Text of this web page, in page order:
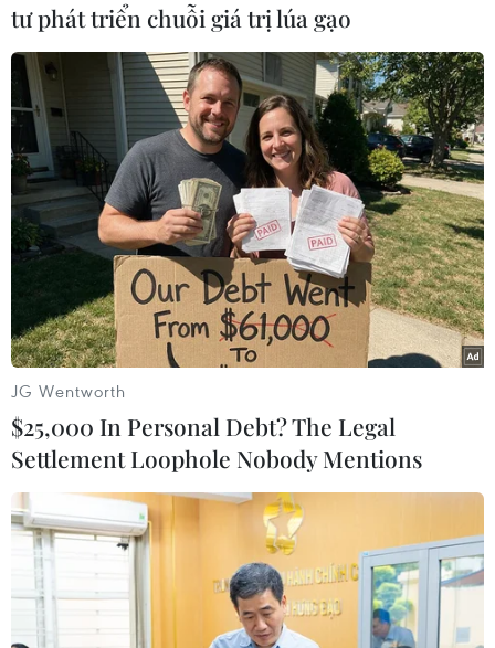
định và công bố về thời điểm sẽ tổ chức
đìnhcông.
Tuy nhiên, những khuyến nghị của chính phủ
đã bị các tập đoàn bán lẻ xăng dầuchỉ trích là
"thiếu trách nhiệm" và "đang tạo ra một cuộc
khủng hoảng."
Phát biểu với báo giới, Chủ tịch Tập đoàn RMI
Petrol, ông Brian Madderson,nói rằng thông
điệp mà chính phủ đưa ra là "hoàn toàn thiếu
trách nhiệm và khôngthích hợp." Cơ quan
phòng cháy chữa cháy (FBU) cũng lên tiếng chỉ
trích lờikhuyên của ông Maude làm tăng nguy
cơ cháy nổ.
Theo cập nhật của báo chí Anh, trong ngày 28/3,
người dân Anh tại nhiều tỉnhthành đã tranh thủ
đi đổ và mua xăng dầu tích trữ, khiến một số
cây xăng bị cạnkiệt và tạo ra tình trạng ùn tắc,
hỗn loạn tại một số điểm bán lẻ xăng dầu./.
tư phát triển chuỗi giá trị lúa gạo
JG Wentworth
$25,000 In Personal Debt? The Legal
Settlement Loophole Nobody Mentions